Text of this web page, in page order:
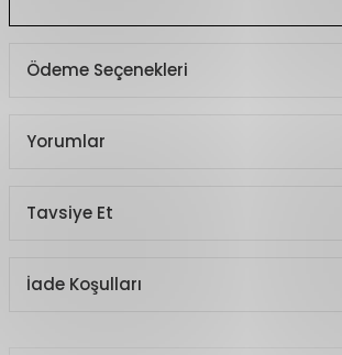
Ödeme Seçenekleri
Yorumlar
Tavsiye Et
İade Koşulları